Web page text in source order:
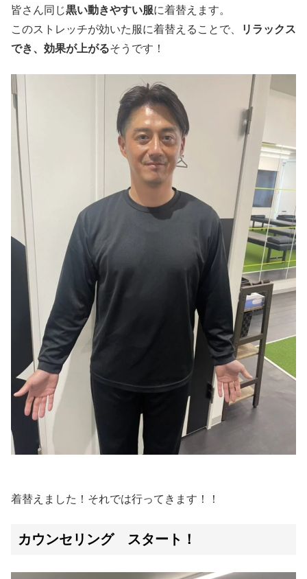
皆さん同じ黒い動きやすい服に着替えます。
このストレッチが効いた服に着替えることで、
リラックス
でき、効果が上がるそうです！
着替えました！それでは行ってきます！！
カウンセリング スタート！